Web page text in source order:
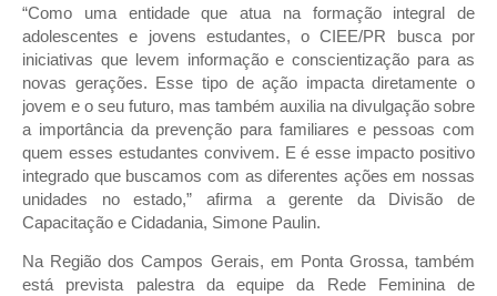
“Como uma entidade que atua na formação integral de
adolescentes e jovens estudantes, o CIEE/PR busca por
iniciativas que levem informação e conscientização para as
novas gerações. Esse tipo de ação impacta diretamente o
jovem e o seu futuro, mas também auxilia na divulgação sobre
a importância da prevenção para familiares e pessoas com
quem esses estudantes convivem. E é esse impacto positivo
integrado que buscamos com as diferentes ações em nossas
unidades no estado,” afirma a gerente da Divisão de
Capacitação e Cidadania, Simone Paulin.
Na Região dos Campos Gerais, em Ponta Grossa, também
está prevista palestra da equipe da Rede Feminina de